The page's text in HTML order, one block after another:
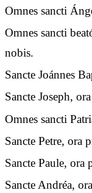
Omnes sancti
Omnes sancti
nobis.
Sancte Joánnes
Sancte Joseph,
Omnes sancti
Sancte Petre, ora
Sancte Paule, ora
Sancte Andréa,